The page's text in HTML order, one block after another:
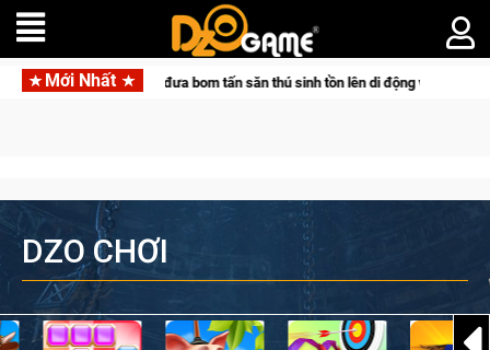
Mới Nhất
Pocketpair đưa bom tấn săn thú sinh tồn lên di động với tên gọi Palworld
DZO CHƠI